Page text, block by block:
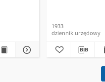
1933
dziennik urzędowy